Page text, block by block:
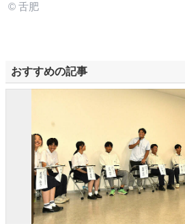
© 舌肥
おすすめの記事